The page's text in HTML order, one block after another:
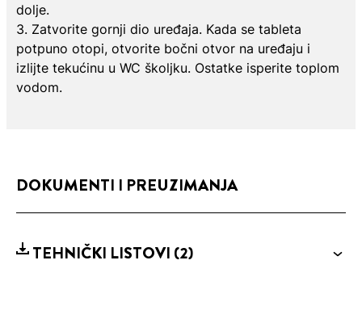
dolje.
3. Zatvorite gornji dio uređaja. Kada se tableta
potpuno otopi, otvorite bočni otvor na uređaju i
izlijte tekućinu u WC školjku. Ostatke isperite toplom
vodom.
DOKUMENTI I PREUZIMANJA
TEHNIČKI LISTOVI (2)